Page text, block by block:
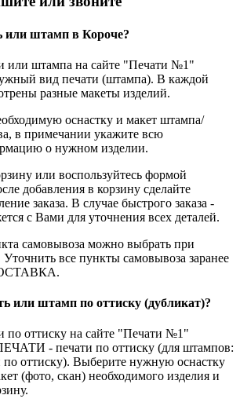
или штамп в Короче?
или штампа на сайте "Печати №1"
вид печати (штампа). В каждой
разные макеты изделий.
оснастку и макет штампа/
в примечании укажите всю
о нужном изделии.
или воспользуйтесь формой
добавления в корзину сделайте
заказа. В случае быстрого заказа -
с Вами для уточнения всех деталей.
самовывоза можно выбрать при
все пункты самовывоза заранее
или штамп по оттиску (дубликат)?
по оттиску на сайте "Печати №1"
- печати по оттиску (для штампов:
Выберите нужную оснастку
(фото, скан) необходимого изделия и